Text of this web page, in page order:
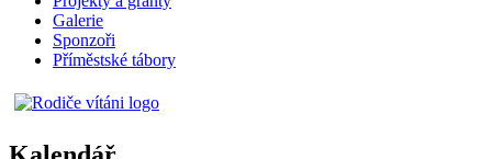
Galerie
Sponzoři
Příměstské tábory